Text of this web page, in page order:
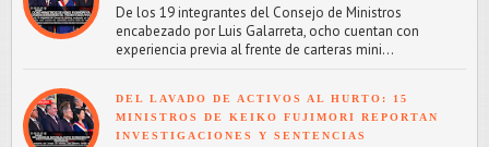
De los 19 integrantes del Consejo de Ministros
encabezado por Luis Galarreta, ocho cuentan con
experiencia previa al frente de carteras mini...
DEL LAVADO DE ACTIVOS AL HURTO: 15
MINISTROS DE KEIKO FUJIMORI REPORTAN
INVESTIGACIONES Y SENTENCIAS